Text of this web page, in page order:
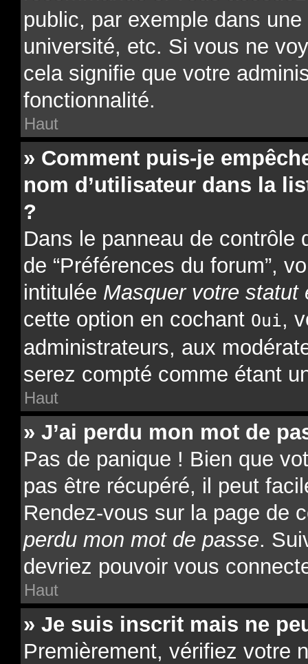
public, par exemple dans
université, etc. Si vous ne
cela signifie que votre
fonctionnalité.
Haut
» Comment puis-je
nom d’utilisateur dans la
?
Dans le panneau de contrôle
de “Préférences du forum”,
intitulée Masquer votre statut
cette option en cochant Oui,
administrateurs, aux
serez compté comme étant
Haut
» J’ai perdu mon mot de
Pas de panique ! Bien que
pas être récupéré, il peut
Rendez-vous sur la page de
perdu mon mot de passe.
devriez pouvoir vous
Haut
» Je suis inscrit mais ne
Premièrement, vérifiez votre